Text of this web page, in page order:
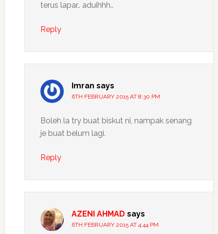
terus lapar.. aduihhh..
Reply
Imran says
6TH FEBRUARY 2015 AT 8:30 PM
Boleh la try buat biskut ni, nampak senang
je buat belum lagi.
Reply
AZENI AHMAD says
6TH FEBRUARY 2015 AT 4:44 PM